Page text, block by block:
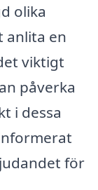
olika
anlita en
viktigt
påverka
i dessa
för